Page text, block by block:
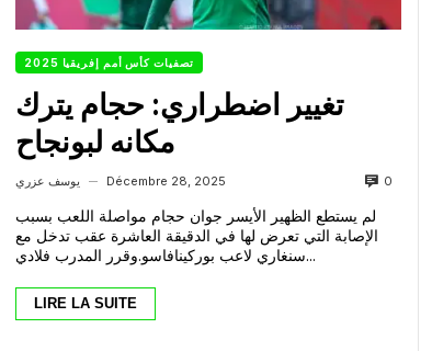
تصفيات كأس أمم إفريقيا 2025
تغيير اضطراري: حجام يترك
مكانه لبونجاح
يوسف عزري — Décembre 28, 2025 0
لم يستطع الظهير الأيسر جوان حجام مواصلة اللعب بسبب
الإصابة التي تعرض لها في الدقيقة العاشرة عقب تدخل مع
سنغاري لاعب بوركينافاسو.وقرر المدرب فلادي...
LIRE LA SUITE